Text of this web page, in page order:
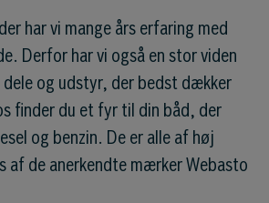
har vi mange års erfaring med
Derfor har vi også en stor viden
dele og udstyr, der bedst dækker
finder du et fyr til din båd, der
og benzin. De er alle af høj
af de anerkendte mærker Webasto